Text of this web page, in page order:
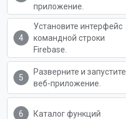
приложение.
Установите интерфейс
командной строки
Firebase.
Разверните и запустите
веб-приложение.
Каталог функций